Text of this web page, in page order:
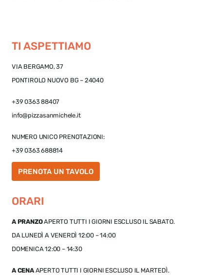
TI ASPETTIAMO
VIA BERGAMO, 37
PONTIROLO NUOVO BG – 24040
+39 0363 88407
info@pizzasanmichele.it
NUMERO UNICO PRENOTAZIONI:
+39 0363 688814
PRENOTA UN TAVOLO
ORARI
A PRANZOAPERTO TUTTI I GIORNI ESCLUSO IL SABATO.
DA LUNEDÌ A VENERDÌ 12:00 – 14:00
DOMENICA 12:00 – 14:30
A CENAAPERTO TUTTI I GIORNI ESCLUSO IL MARTEDÌ.